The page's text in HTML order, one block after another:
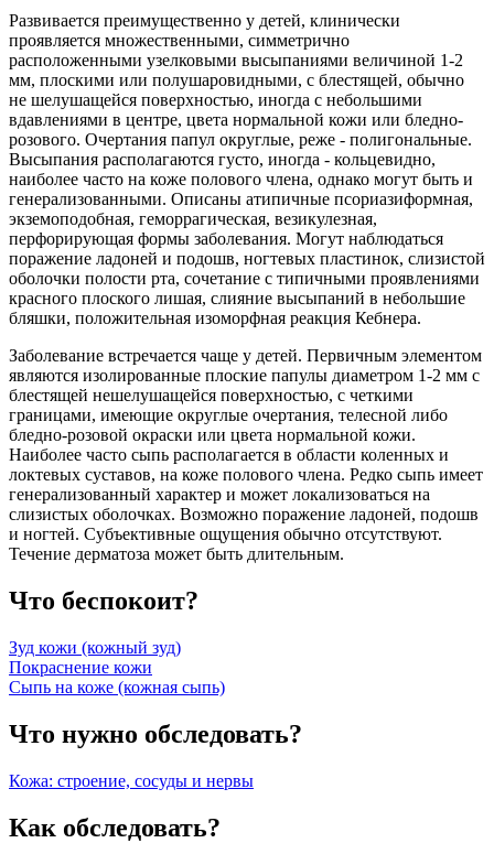
Развивается преимущественно у детей, клинически
проявляется множественными, симметрично
расположенными узелковыми высыпаниями величиной 1-2
мм, плоскими или полушаровидными, с блестящей, обычно
не шелушащейся поверхностью, иногда с небольшими
вдавлениями в центре, цвета нормальной кожи или бледно-
розового. Очертания папул округлые, реже - полигональные.
Высыпания располагаются густо, иногда - кольцевидно,
наиболее часто на коже полового члена, однако могут быть и
генерализованными. Описаны атипичные псориазиформная,
экземоподобная, геморрагическая, везикулезная,
перфорирующая формы заболевания. Могут наблюдаться
поражение ладоней и подошв, ногтевых пластинок, слизистой
оболочки полости рта, сочетание с типичными проявлениями
красного плоского лишая, слияние высыпаний в небольшие
бляшки, положительная изоморфная реакция Кебнера.
Заболевание встречается чаще у детей. Первичным элементом
являются изолированные плоские папулы диаметром 1-2 мм с
блестящей нешелушащейся поверхностью, с четкими
границами, имеющие округлые очертания, телесной либо
бледно-розовой окраски или цвета нормальной кожи.
Наиболее часто сыпь располагается в области коленных и
локтевых суставов, на коже полового члена. Редко сыпь имеет
генерализованный характер и может локализоваться на
слизистых оболочках. Возможно поражение ладоней, подошв
и ногтей. Субъективные ощущения обычно отсутствуют.
Течение дерматоза может быть длительным.
Что беспокоит?
Зуд кожи (кожный зуд)
Покраснение кожи
Сыпь на коже (кожная сыпь)
Что нужно обследовать?
Кожа: строение, сосуды и нервы
Как обследовать?